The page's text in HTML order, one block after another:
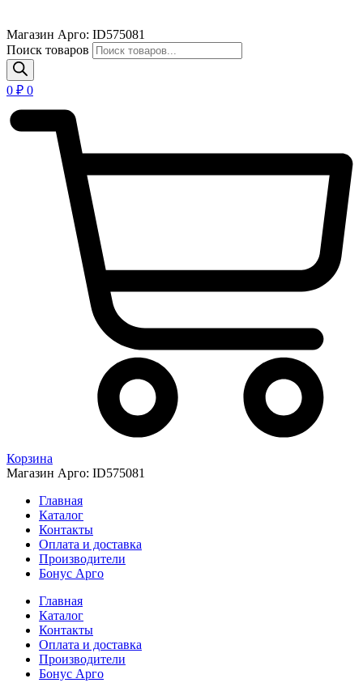
Магазин Арго: ID575081
Поиск товаров
0 ₽ 0
Корзина
Магазин Арго: ID575081
Главная
Каталог
Контакты
Оплата и доставка
Производители
Бонус Арго
Главная
Каталог
Контакты
Оплата и доставка
Производители
Бонус Арго